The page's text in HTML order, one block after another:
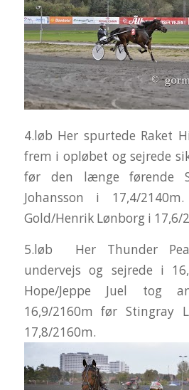
4.løb Her spurtede Raket
frem i opløbet og sejrede
før den længe førende
Johansson i 17,4/
Gold/Henrik Lønborg i 17,6/
5.løb Her Thunder
undervejs og sejrede i
Hope/Jeppe Juel tog
16,9/2160m før Stingray
17,8/2160m.